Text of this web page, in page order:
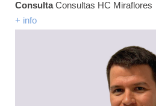
ConsultaConsultas HC Miraflores
+ info